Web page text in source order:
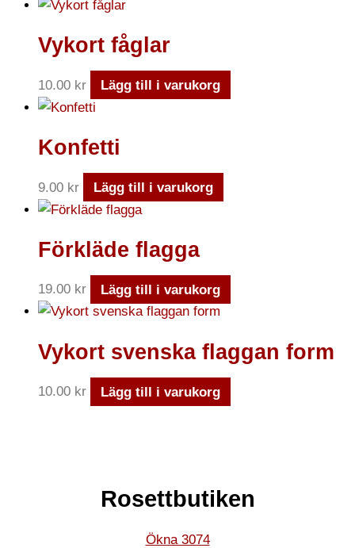
Vykort fåglar
10.00 kr Lägg till i varukorg
Konfetti
9.00 kr Lägg till i varukorg
Förkläde flagga
19.00 kr Lägg till i varukorg
Vykort svenska flaggan form
10.00 kr Lägg till i varukorg
Rosettbutiken
Ökna 3074